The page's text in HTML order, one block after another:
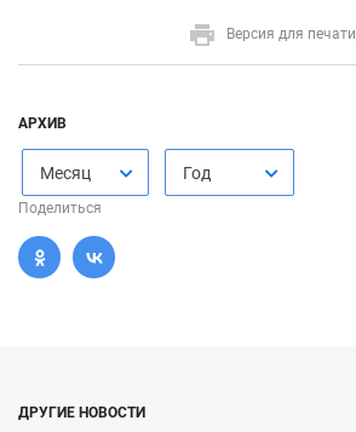
Версия для печати
АРХИВ
Месяц Год
Поделиться
ДРУГИЕ НОВОСТИ